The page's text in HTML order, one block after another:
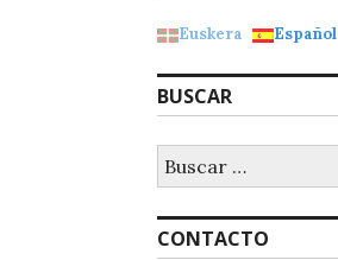
Euskera Español
BUSCAR
CONTACTO